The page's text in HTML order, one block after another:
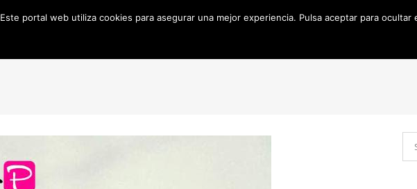
Sombras
Este portal web utiliza cookies para asegurar una mejor experiencia. Pulsa aceptar para ocultar